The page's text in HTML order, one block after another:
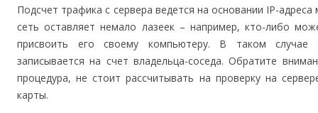
Подсчет трафика с сервера ведется на основании IP-
сеть оставляет немало лазеек – например, кто-либо
присвоить его своему компьютеру. В таком случае
записывается на счет владельца-соседа. Обратите
процедура, не стоит рассчитывать на проверку на
карты.